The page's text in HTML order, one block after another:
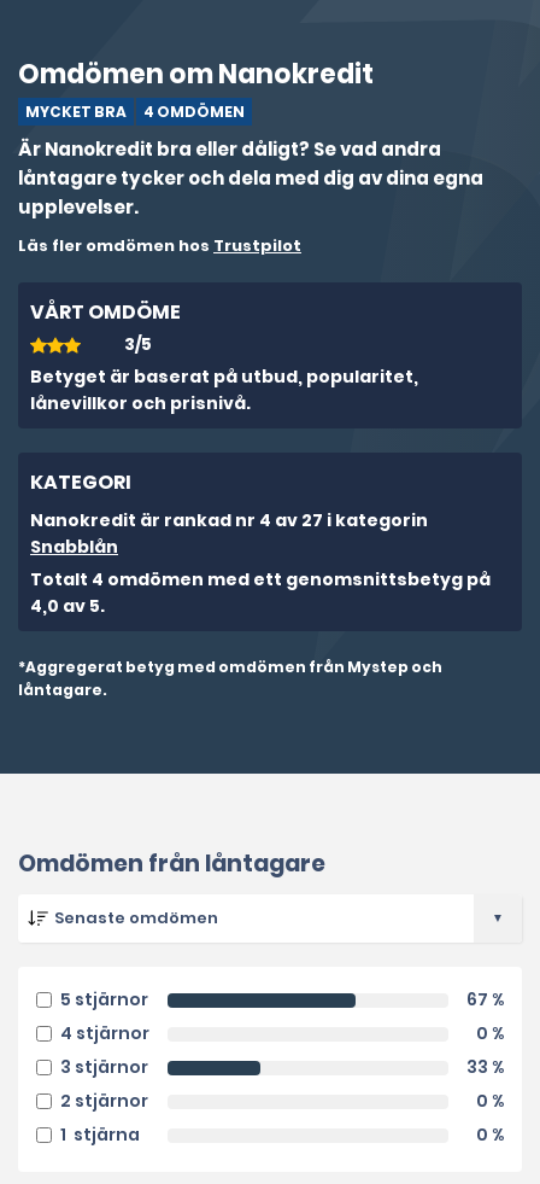
Omdömen om Nanokredit
MYCKET BRA 4 OMDÖMEN
Är Nanokredit bra eller dåligt? Se vad andra
låntagare tycker och dela med dig av dina egna
upplevelser.
Läs fler omdömen hos Trustpilot
VÅRT OMDÖME
3/5
Betyget är baserat på utbud, popularitet,
lånevillkor och prisnivå.
KATEGORI
Nanokredit är rankad nr 4 av 27 i kategorin
Snabblån
Totalt 4 omdömen med ett genomsnittsbetyg på
4,0 av 5.
*Aggregerat betyg med omdömen från Mystep och
låntagare.
Omdömen från låntagare
5 stjärnor
67 %
4 stjärnor
0 %
3 stjärnor
33 %
2 stjärnor
0 %
1 stjärna
0 %